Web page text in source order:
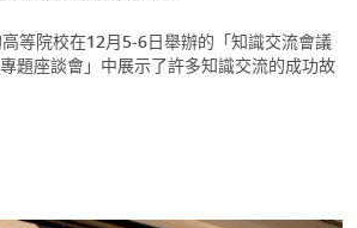
等院校在12月5-6日舉辦的「知識交流會議
題座談會」中展示了許多知識交流的成功故